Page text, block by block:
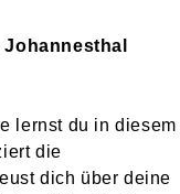
lernst du in diesem
die
dich über deine